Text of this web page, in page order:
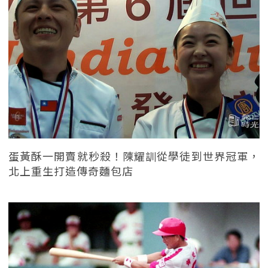
蛋黃酥一開賣就秒殺！陳耀訓從學徒到世界冠軍，
北上重生打造傳奇麵包店